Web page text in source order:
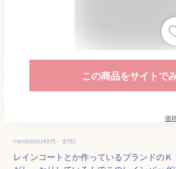
この商品をサイトで
価
nanacoco(40代・女性)
レインコートとか作っているブランドの